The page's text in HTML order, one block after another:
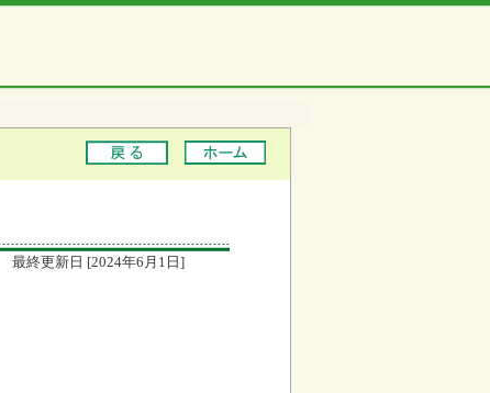
最終更新日 [2024年6月1日]